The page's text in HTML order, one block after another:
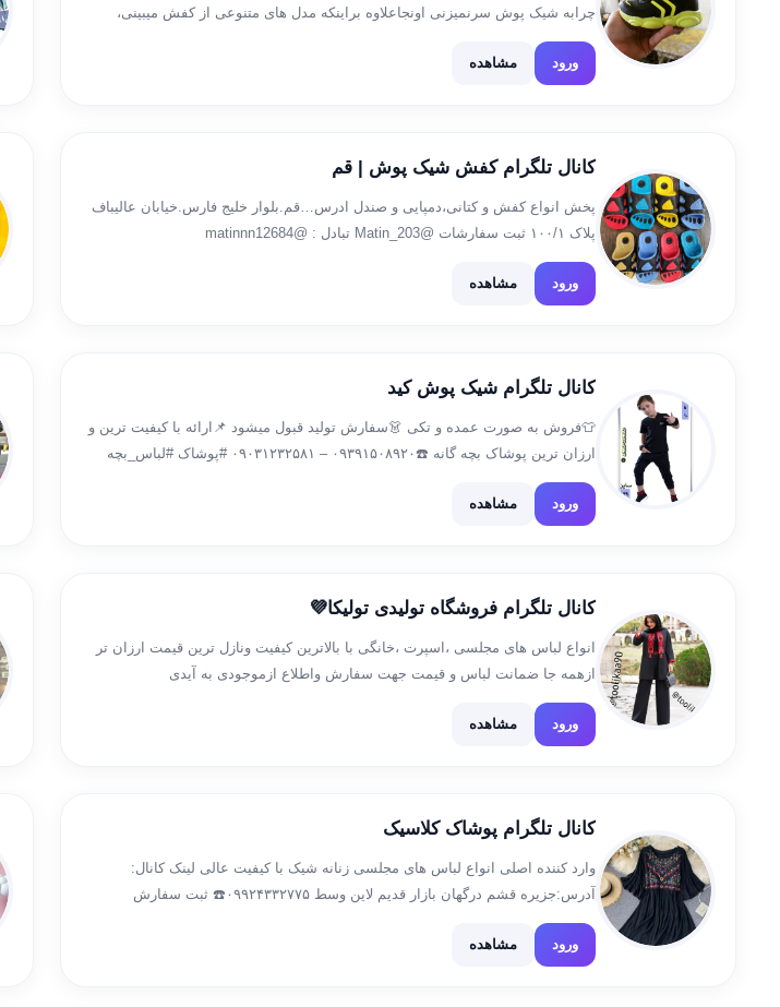
چرابه شیک پوش سرنمیزنی اونجاعلاوه براینکه مدل های متنوعی از کفش میبینی،
میتونی بابهترین قیمت باکیفیت ترین کفش روبرای فرزنددلبندتون خریداری کنیدثبت
سفارش @Mahdimz7 […]
ورود مشاهده
کانال تلگرام کفش شیک پوش | قم
پخش انواع کفش و کتانی،دمپایی و صندل ادرس…قم.بلوار خلیج فارس.خیابان عالیباف
پلاک ۱۰۰/۱ ثبت سفارشات @Matin_203 تبادل : @matinnn12684
ورود مشاهده
کانال تلگرام شیک پوش کید
👕فروش به صورت عمده و تکی 👗سفارش تولید قبول میشود 📌ارائه با کیفیت ترین و
ارزان ترین پوشاک بچه گانه ☎️۰۹۳۹۱۵۰۸۹۲۰ – ۰۹۰۳۱۲۳۲۵۸۱ #پوشاک #لباس_بچه
#شیک
ورود
مشاهده
کانال تلگرام فروشگاه تولیدی تولیکا💜
انواع لباس های مجلسی ،اسپرت ،خانگی با بالاترین کیفیت ونازل ترین قیمت ارزان تر
ازهمه جا ضمانت لباس و قیمت جهت سفارش واطلاع ازموجودی به آیدی
[…]ورود مشاهده
کانال تلگرام پوشاک کلاسیک
وارد کننده اصلی انواع لباس های مجلسی زنانه شیک با کیفیت عالی لینک کانال:
آدرس:جزيره قشم درگهان بازار قديم لاين وسط ۰۹۹۲۴۳۳۲۷۷۵☎️ ثبت سفارش
sabtesefareh@
ورود
مشاهده